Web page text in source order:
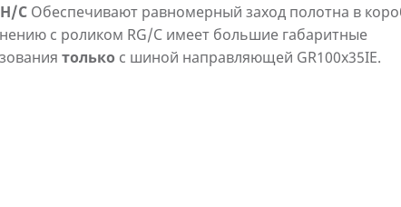
C Обеспечивают равномерный заход полотна в
с роликом RG/C имеет большие габаритные
только с шиной направляющей GR100x35IE.